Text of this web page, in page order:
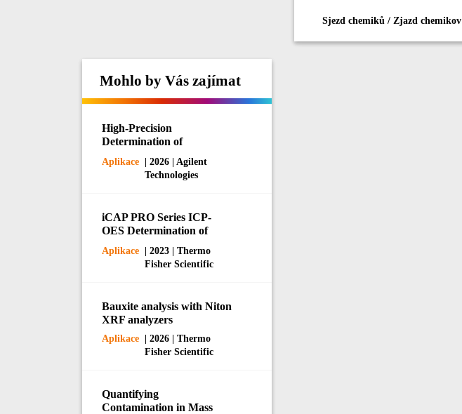
Sjezd chemiků / Zjazd chemikov
Mohlo by Vás zajímat
High-Precision
Determination of
in Fertilizers by ICP-OES
Aplikace
| 2026 | Agilent
Technologies
iCAP PRO Series ICP-
OES Determination of
Battery-Grade NMP
Aplikace
| 2023 | Thermo
Fisher Scientific
Bauxite analysis with Niton
XRF analyzers
Aplikace
| 2026 | Thermo
Fisher Scientific
Quantifying
Contamination in Mass